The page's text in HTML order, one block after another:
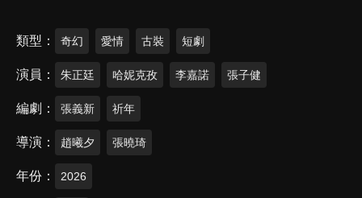
類型 奇幻 愛情 古裝 短劇
演員 朱正廷 哈妮克孜 李嘉諾 張子健
編劇 張義新 祈年
導演 趙曦夕 張曉琦
年份 2026